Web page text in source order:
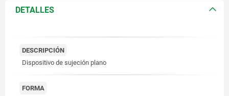
DETALLES
DESCRIPCIÓN
Dispositivo de sujeción plano
FORMA